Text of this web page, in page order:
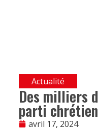
Actualité
Des milliers
parti
avril 17, 2024